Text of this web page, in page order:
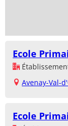
Ecole
Avenay-Val-
Ecole